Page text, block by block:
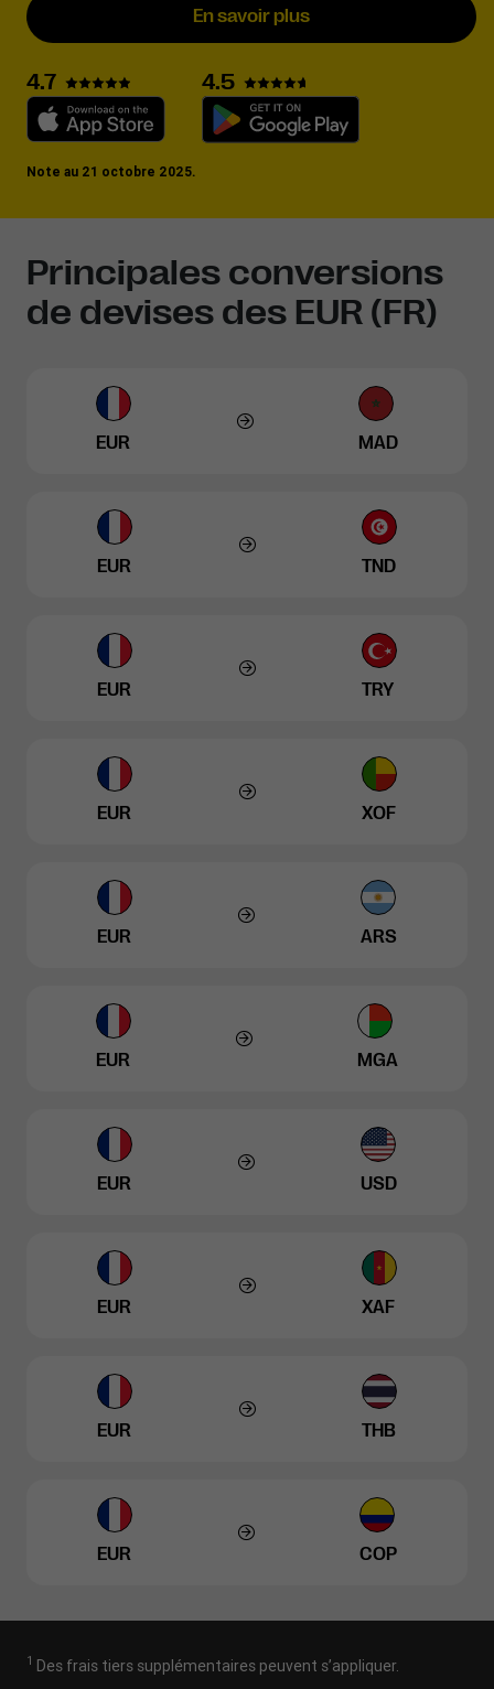
En savoir plus
4.7 4.5
Note au 21 octobre 2025.
Principales conversions
de devises des EUR (FR)
EUR MAD
EUR TND
EUR TRY
EUR XOF
EUR ARS
EUR MGA
EUR USD
EUR XAF
EUR THB
EUR COP
1 Des frais tiers supplémentaires peuvent s’appliquer.